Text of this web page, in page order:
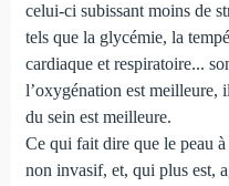
celui-ci subissant moins de
tels que la glycémie, la
cardiaque et respiratoire...
l’oxygénation est meilleure,
du sein est meilleure.
Ce qui fait dire que le peau
non invasif, et, qui plus est,